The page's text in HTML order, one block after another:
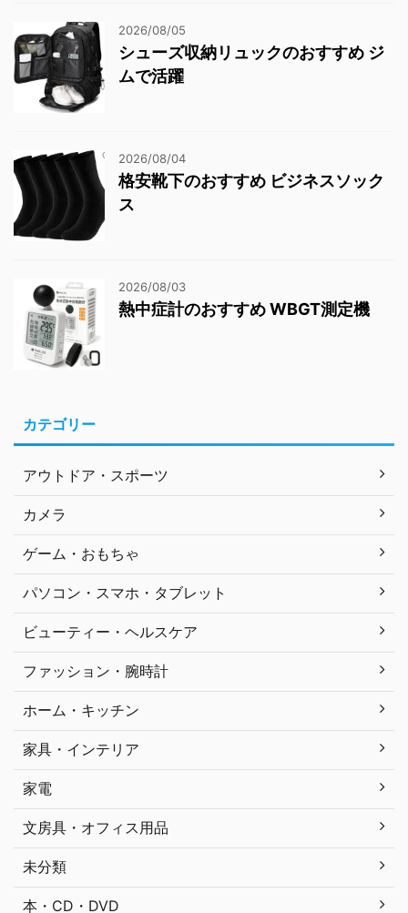
2026/08/05
シューズ収納リュックのおすすめ ジ
ムで活躍
2026/08/04
格安靴下のおすすめ ビジネスソック
ス
2026/08/03
熱中症計のおすすめ WBGT測定機
カテゴリー
アウトドア・スポーツ
カメラ
ゲーム・おもちゃ
パソコン・スマホ・タブレット
ビューティー・ヘルスケア
ファッション・腕時計
ホーム・キッチン
家具・インテリア
家電
文房具・オフィス用品
未分類
本・CD・DVD